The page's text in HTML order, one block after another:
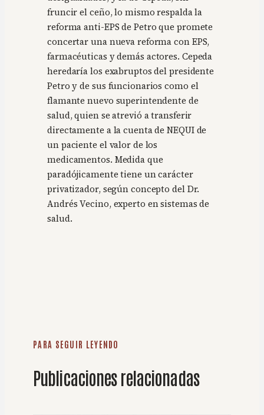
fruncir el ceño, lo mismo respalda la
reforma anti-EPS de Petro que promete
concertar una nueva reforma con EPS,
farmacéuticas y demás actores. Cepeda
heredaría los exabruptos del presidente
Petro y de sus funcionarios como el
flamante nuevo superintendente de
salud, quien se atrevió a transferir
directamente a la cuenta de NEQUI de
un paciente el valor de los
medicamentos. Medida que
paradójicamente tiene un carácter
privatizador, según concepto del Dr.
Andrés Vecino, experto en sistemas de
salud.
PARA SEGUIR LEYENDO
Publicaciones relacionadas